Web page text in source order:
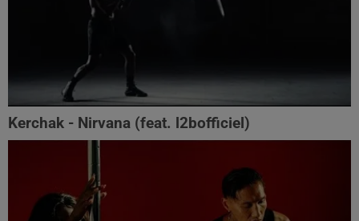
Kerchak - Nirvana (feat. ‪l2bofficiel‬)